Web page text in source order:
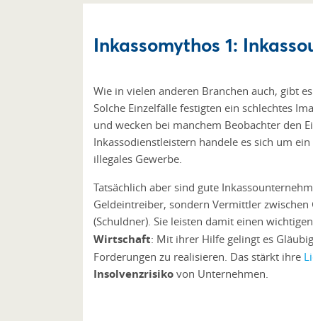
Inkassomythos 1:
Wie in vielen anderen Branchen auch, gibt
Solche Einzelfälle festigten ein schlechtes
und wecken bei manchem Beobachter den
Inkassodienstleistern handele es sich um
illegales Gewerbe.
Tatsächlich aber sind gute
Geldeintreiber, sondern Vermittler
(Schuldner). Sie leisten damit einen
Wirtschaft: Mit ihrer Hilfe gelingt es
Forderungen zu realisieren. Das stärkt ihre
Insolvenzrisiko von Unternehmen.